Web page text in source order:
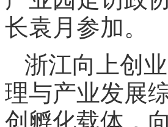
长袁月参加。
浙江向上创
理与产业发展
创孵化载体，